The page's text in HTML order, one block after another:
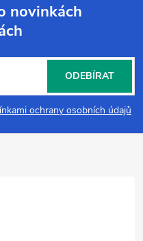
novinkách
ochrany osobních údajů
ODEBÍRAT